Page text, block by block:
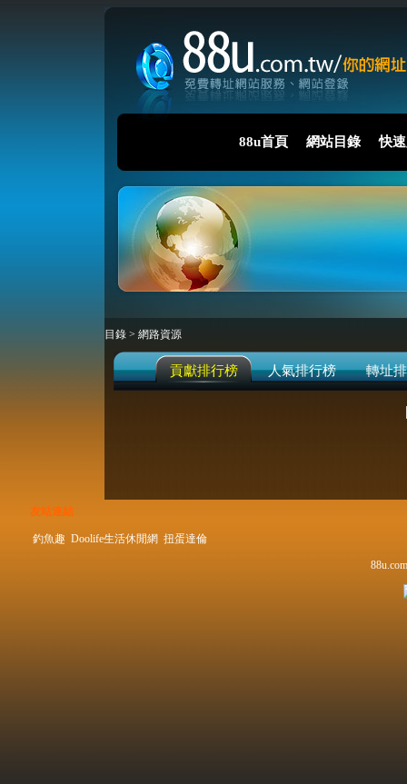
88u首頁 網站目錄 快
目錄 > 網路資源
貢獻排行榜 人氣排行榜 轉址
友站連結
釣魚趣 Doolife生活休閒網 扭蛋達倫